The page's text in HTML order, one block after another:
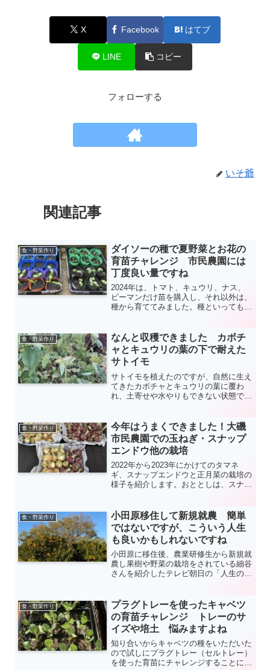
X Facebook はてブ
LINE コピー
フォローする
いそ爺
関連記事
食・野菜作り
ダイソーの種で夏野菜とお花の
育苗チャレンジ 市民農園には
丁度良い量ですね
2024年は、トマト、キュウリ、ナス、
ピーマンだけ苗を購入し、それ以外は、
種から育ててみました。種といってもそ
的には概ね苗で購入した場合と変わらず
に立派に育ってくれました(*^_^*)。
食・野菜作り
なんと収穫できました カボチ
ャとキュウリの葉の下で耐えた
サトイモ
サトイモを植えたのですが、自然に生え
てきたカボチャとキュウリの葉に覆わ
れ、土寄せや水やりもできない状態でし
いていて収穫できました。サトイモ初心
者でしたが、よい経験になりました。次
回は、普通に栽培したいと思います
(^_^;;)
食・野菜作り
今年はうまくできました！大磯
市民農園での玉ねぎ・スナップ
エンドウ他の栽培
2022年から2023年にかけてのタマネ
ギ、スナップエンドウと正月菜の栽培の
様子を紹介します。おととしは、スナッ
育ちました。正月菜は植える時期が遅か
ったにもかかわらずなんとか収穫できま
した。
食・野菜作り
小田原移住して新規就農 簡単
ではないですが、こういう人生
も良いかもしれないですね
小田原に移住後、農業研修生から新規就
農し果樹や野菜の栽培をされている細谷
さんを紹介したテレビ朝日の「人生の楽
リブラ」という事業を立ち上げ幅広く活
動されているようですね。
食・野菜作り
プラグトレーを使ったキャベツ
の育苗チャレンジ トレーのサ
イズや培土 悩みますよね
知り合いからキャベツの種をいただいた
ので試しにプラグトレー（セルトレー）
を使った育苗にチャレンジすることにし